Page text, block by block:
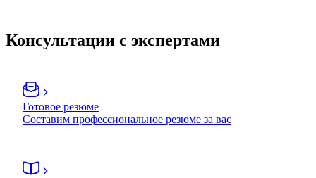
Консультации с экспертами
Готовое резюме
Составим профессиональное резюме за вас